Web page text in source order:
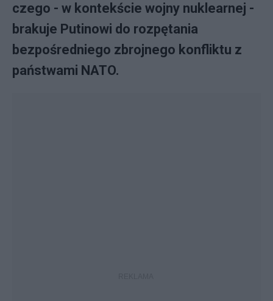
czego - w kontekście wojny nuklearnej -
brakuje Putinowi do rozpętania
bezpośredniego zbrojnego konfliktu z
państwami NATO.